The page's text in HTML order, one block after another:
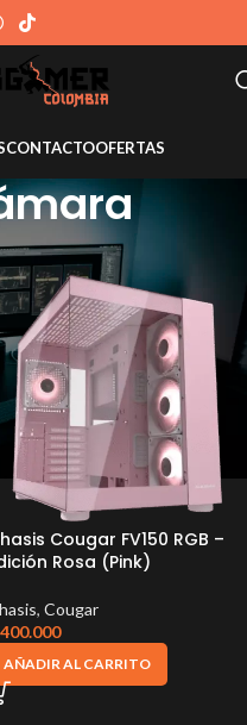
CONTACTOOFERTAS
Cougar FV150 RGB –
Rosa (Pink)
, Cougar
400.000
AÑADIR AL CARRITO